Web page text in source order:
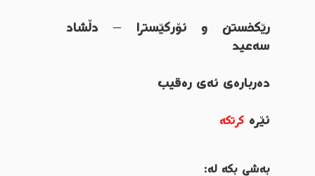
رێکخستن و ئۆرکێسترا – دڵشاد
سەعید
دەربارەی ئەی رەقیب
ئێرە کرتکە
بەشی بکە لە: